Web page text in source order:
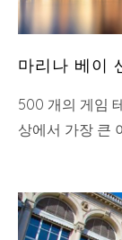
마리나 베이
500 개의 게임
상에서 가장 큰